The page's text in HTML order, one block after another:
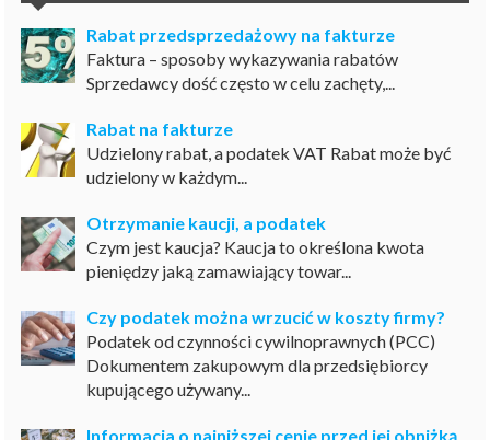
Rabat przedsprzedażowy na fakturze
Faktura – sposoby wykazywania rabatów
Sprzedawcy dość często w celu zachęty,...
Rabat na fakturze
Udzielony rabat, a podatek VAT Rabat może być
udzielony w każdym...
Otrzymanie kaucji, a podatek
Czym jest kaucja? Kaucja to określona kwota
pieniędzy jaką zamawiający towar...
Czy podatek można wrzucić w koszty firmy?
Podatek od czynności cywilnoprawnych (PCC)
Dokumentem zakupowym dla przedsiębiorcy
kupującego używany...
Informacja o najniższej cenie przed jej obniżką